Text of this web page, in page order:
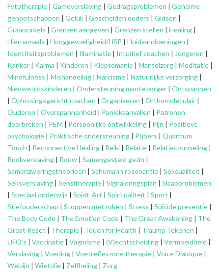
Fytotherapie | Gameverslaving | Gedragsproblemen | Geheime
genootschappen | Geluk | Gescheiden ouders | Gidsen |
Graancirkels | Grenzen aangeven | Grenzen stellen | Healing |
Hiernamaals | Hooggevoeligheid/HSP | Huidaandoeningen |
Identiteitsproblemen | Illuminatie | Intuïtief coachen | Jongeren |
Kanker | Karma | Kinderen | Kleptomanie | Mantelzorg | Meditatie |
Mindfulness | Mishandeling | Narcisme | Natuurlijke verzorging |
Nieuwetijdskinderen | Ondersteuningmantelzorger | Ontspannen
| Oplossingsgericht coachen | Organiseren | Orthomoleculair |
Ouderen | Overspannenheid | Paniekaanvallen | Patronen
doorbreken | PEM | Persoonlijke ontwikkeling | Pijn | Positieve
psychologie | Praktische ondersteuning | Pubers | Quantum
Touch | Reconnective Healing | Reiki | Relatie | Relatiecounseling |
Rookverslaving | Rouw | Samengesteld gezin |
Samenzweringstheorieën | Schumann resonantie | Seksualiteit |
Seksverslaving | Sensitherapie | Signaleringsplan | Slaapproblemen
| Speciaal onderwijs | Spirit-Art | Spiritualiteit | Sport |
Stiefouderschap | Stoppen met roken | Stress | Suïcide preventie |
The Body Code | The Emotion Code | The Great Awakening | The
Great Reset | Therapie | Touch for Health | Trauma Tekenen |
UFO’s | Vaccinatie | Vaginisme | (V)echtscheiding | Vermoeidheid |
Verslaving | Voeding | Voetreflexzone therapie | Voice Dialoque |
Welzijn | Wietolie | Zelfheling | Zorg